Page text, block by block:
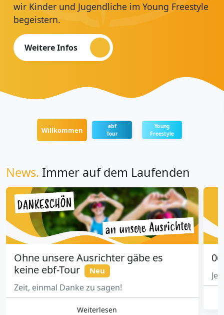
wir Kinder und Jugendliche im Young Freestyle
begeistern.
Weitere Infos
Weitere Infos
Community werden? Dann bist Du hier genau
richtig!
Weitere Infos
Willkommen
ebf
Tour
Young
Freestyle
News. Immer auf dem Laufenden
Ohne unsere Ausrichter gäbe es
keine ebf-Tour
Neu
Zeit, einmal Danke zu sagen!
Weiterlesen